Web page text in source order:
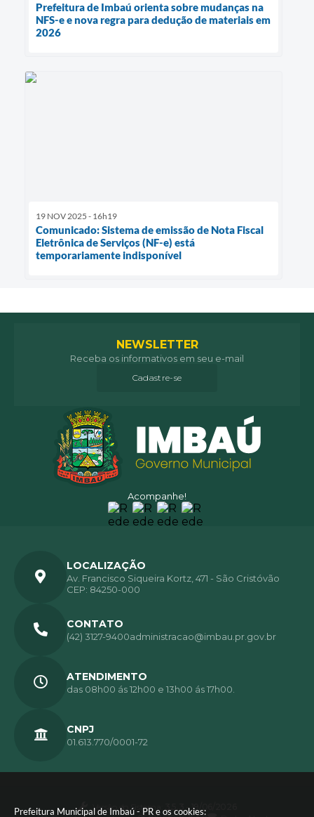
Prefeitura Municipal de Imbaú - PR e os cookies:
Prefeitura de Imbaú orienta sobre mudanças na
NFS-e e nova regra para dedução de materiais em
2026
19 NOV 2025 - 16h19
Comunicado: Sistema de emissão de Nota Fiscal
Eletrônica de Serviços (NF-e) está
temporariamente indisponível
Acompanhe!
NEWSLETTER
Receba os informativos em seu e-mail
Cadastre-se
LOCALIZAÇÃO
Av. Francisco Siqueira Kortz, 471 - São Cristóvão
CEP: 84250-000
CONTATO
(42) 3127-9400administracao@imbau.pr.gov.br
ATENDIMENTO
das 08h00 ás 12h00 e 13h00 ás 17h00.
CNPJ
01.613.770/0001-72
Versão do Sistema:
3.5.3 - 19/06/2026